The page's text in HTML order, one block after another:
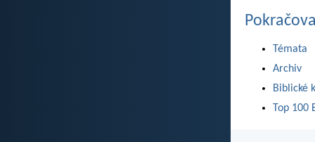
Témata
Archiv
Biblické
Top